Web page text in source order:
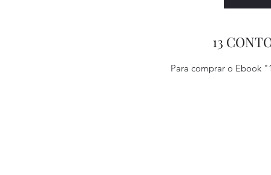
13
Para comprar o Ebook